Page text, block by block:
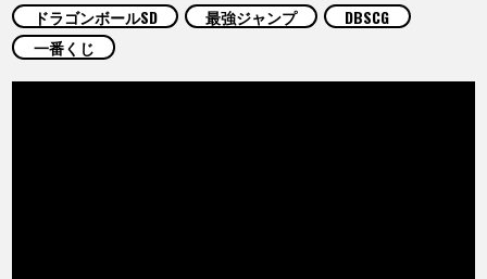
LANGUAGE
ドラゴンボールSD
最強ジャンプ
DBSCG
一番くじ